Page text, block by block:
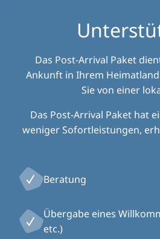
Das Post-Arrival Paket
Ankunft in Ihrem
Sie von einer
Das Post-Arrival Paket hat
weniger Sofortleistungen,
Beratung
Übergabe eines
etc.)